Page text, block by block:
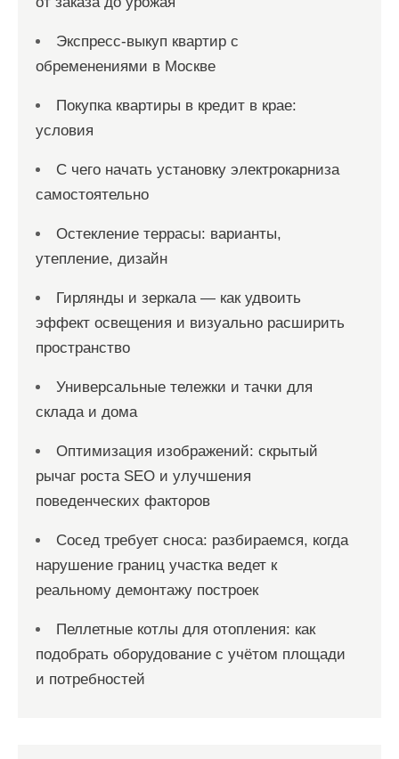
Экспресс-выкуп квартир с
обременениями в Москве
Покупка квартиры в кредит в крае:
условия
С чего начать установку электрокарниза
самостоятельно
Остекление террасы: варианты,
утепление, дизайн
Гирлянды и зеркала — как удвоить
эффект освещения и визуально расширить
пространство
Универсальные тележки и тачки для
склада и дома
Оптимизация изображений: скрытый
рычаг роста SEO и улучшения
поведенческих факторов
Сосед требует сноса: разбираемся, когда
нарушение границ участка ведет к
реальному демонтажу построек
Пеллетные котлы для отопления: как
подобрать оборудование с учётом площади
и потребностей